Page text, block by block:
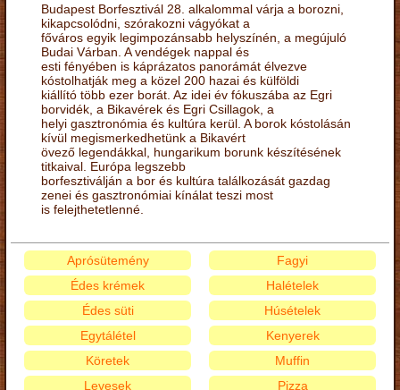
Budapest Borfesztivál 28. alkalommal várja a borozni,
kikapcsolódni, szórakozni vágyókat a
főváros egyik legimpozánsabb helyszínén, a megújuló
Budai Várban. A vendégek nappal és
esti fényében is káprázatos panorámát élvezve
kóstolhatják meg a közel 200 hazai és külföldi
kiállító több ezer borát. Az idei év fókuszába az Egri
borvidék, a Bikavérek és Egri Csillagok, a
helyi gasztronómia és kultúra kerül. A borok kóstolásán
kívül megismerkedhetünk a Bikavért
övező legendákkal, hungarikum borunk készítésének
titkaival. Európa legszebb
borfesztiválján a bor és kultúra találkozását gazdag
zenei és gasztronómiai kínálat teszi most
is felejthetetlenné.
Aprósütemény
Édes krémek
Édes süti
Egytálétel
Fagyi
Halételek
Húsételek
Kenyerek
Köretek
Levesek
Muffin
Pizza